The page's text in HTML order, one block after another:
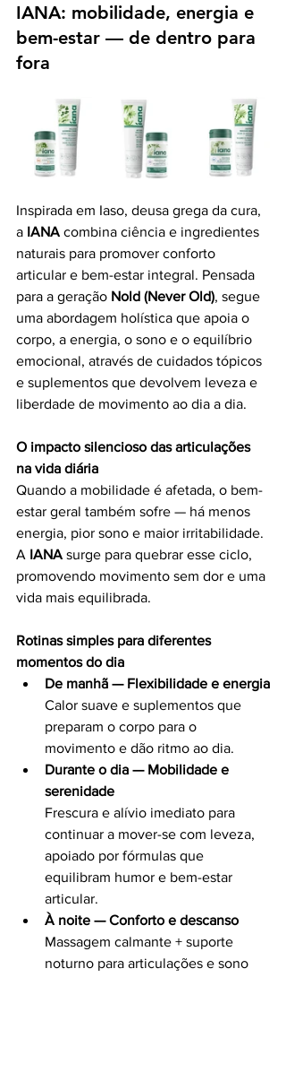
IANA: mobilidade, energia e
bem-estar — de dentro para
fora
Inspirada em Iaso, deusa grega da cura,
a IANA combina ciência e ingredientes
naturais para promover conforto
articular e bem-estar integral. Pensada
para a geração Nold (Never Old), segue
uma abordagem holística que apoia o
corpo, a energia, o sono e o equilíbrio
emocional, através de cuidados tópicos
e suplementos que devolvem leveza e
liberdade de movimento ao dia a dia.
O impacto silencioso das articulações
na vida diária
Quando a mobilidade é afetada, o bem-
estar geral também sofre — há menos
energia, pior sono e maior irritabilidade.
A IANA surge para quebrar esse ciclo,
promovendo movimento sem dor e uma
vida mais equilibrada.
Rotinas simples para diferentes
momentos do dia
De manhã — Flexibilidade e energia
Calor suave e suplementos que
preparam o corpo para o
movimento e dão ritmo ao dia.
Durante o dia — Mobilidade e
serenidade
Frescura e alívio imediato para
continuar a mover-se com leveza,
apoiado por fórmulas que
equilibram humor e bem-estar
articular.
À noite — Conforto e descanso
Massagem calmante + suporte
noturno para articulações e sono